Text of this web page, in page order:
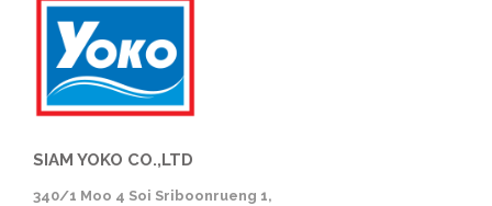
SIAM YOKO CO.,LTD
340/1 Moo 4 Soi Sriboonrueng 1,